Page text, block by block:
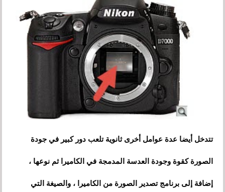
تتدخل أيضا عدة عوامل أخرى ثانوية تلعب دور كبير في جودة
الصورة كقوة وجودة العدسة المدمجة في الكاميرا ثم نوعها ،
إضافة إلى برنامج تصدير الصورة من الكاميرا،والصيغة التي